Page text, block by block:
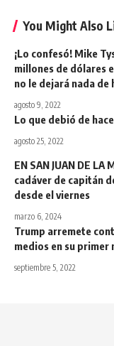
You Might Also
¡Lo confesó! Mike
millones de dólares
no le dejará nada de
agosto 9, 2022
Lo que debió de
agosto 25, 2022
EN SAN JUAN DE LA
cadáver de capitán
desde el viernes
marzo 6, 2024
Trump arremete
medios en su
septiembre 5, 2022